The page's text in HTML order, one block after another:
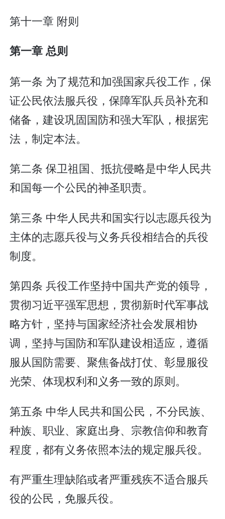
第十一章 附则
第一章 总则
第一条 为了规范和加强国家兵役工作，保
证公民依法服兵役，保障军队兵员补充和
储备，建设巩固国防和强大军队，根据宪
法，制定本法。
第二条 保卫祖国、抵抗侵略是中华人民共
和国每一个公民的神圣职责。
第三条 中华人民共和国实行以志愿兵役为
主体的志愿兵役与义务兵役相结合的兵役
制度。
第四条 兵役工作坚持中国共产党的领导，
贯彻习近平强军思想，贯彻新时代军事战
略方针，坚持与国家经济社会发展相协
调，坚持与国防和军队建设相适应，遵循
服从国防需要、聚焦备战打仗、彰显服役
光荣、体现权利和义务一致的原则。
第五条 中华人民共和国公民，不分民族、
种族、职业、家庭出身、宗教信仰和教育
程度，都有义务依照本法的规定服兵役。
有严重生理缺陷或者严重残疾不适合服兵
役的公民，免服兵役。